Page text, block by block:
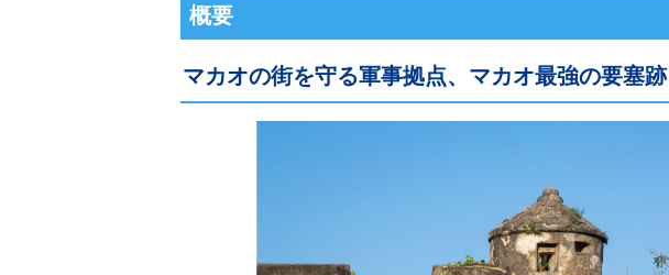
概要
マカオの街を守る軍事拠点、マカオ最強の要塞跡